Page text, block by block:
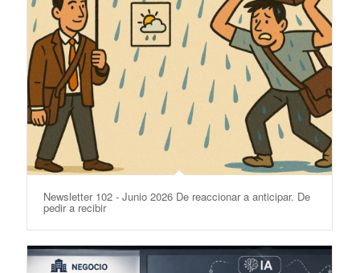
Newsletter 102 - Junio 2026 De reaccionar a anticipar. De
pedir a recibir